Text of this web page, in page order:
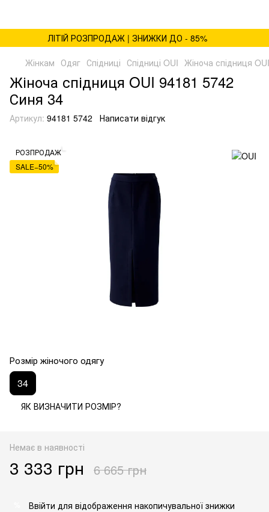
ЛІТІЙ РОЗПРОДАЖ | ЗНИЖКИ ДО - 85%
Жінкам Одяг Спідниці Спідниці OUI Жіноча спідниця
Жіноча спідниця OUI 94181 5742
Синя 34
Артикул: 94181 5742 Написати відгук
РОЗПРОДАЖ
SALE−50%
Розмір жіночого одягу
34
ЯК ВИЗНАЧИТИ РОЗМІР?
Немає в наявності
3 333 грн 6 665 грн
Ввійти для відображення накопичувальної знижки